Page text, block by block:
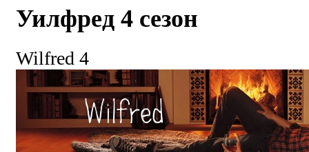
Уилфред 4 сезон
Wilfred 4